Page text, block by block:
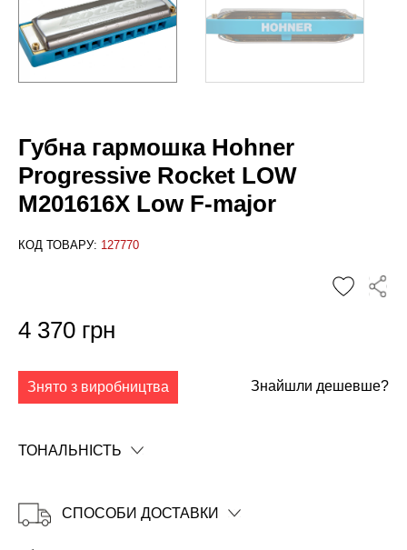
Губна гармошка Hohner
Progressive Rocket LOW
M201616X Low F-major
КОД ТОВАРУ: 127770
4 370 грн
Знято з виробництва Знайшли дешевше?
ТОНАЛЬНІСТЬ
СПОСОБИ ДОСТАВКИ